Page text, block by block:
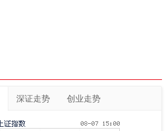
深证走势 创业走势